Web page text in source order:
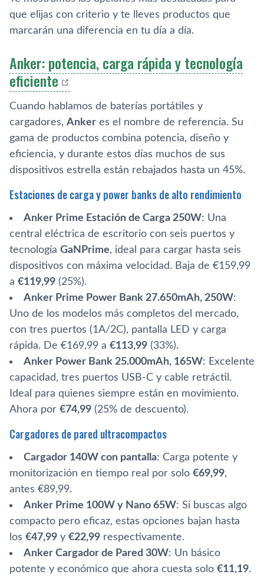
que elijas con criterio y te lleves productos que
marcarán una diferencia en tu día a día.
Anker: potencia, carga rápida y tecnología
eficiente
Cuando hablamos de baterías portátiles y
cargadores, Anker es el nombre de referencia. Su
gama de productos combina potencia, diseño y
eficiencia, y durante estos días muchos de sus
dispositivos estrella están rebajados hasta un 45%.
Estaciones de carga y power banks de alto rendimiento
Anker Prime Estación de Carga 250W: Una
central eléctrica de escritorio con seis puertos y
tecnología GaNPrime, ideal para cargar hasta seis
dispositivos con máxima velocidad. Baja de €159,99
a €119,99 (25%).
Anker Prime Power Bank 27.650mAh, 250W:
Uno de los modelos más completos del mercado,
con tres puertos (1A/2C), pantalla LED y carga
rápida. De €169,99 a €113,99 (33%).
Anker Power Bank 25.000mAh, 165W: Excelente
capacidad, tres puertos USB-C y cable retráctil.
Ideal para quienes siempre están en movimiento.
Ahora por €74,99 (25% de descuento).
Cargadores de pared ultracompactos
Cargador 140W con pantalla: Carga potente y
monitorización en tiempo real por solo €69,99,
antes €89,99.
Anker Prime 100W y Nano 65W: Si buscas algo
compacto pero eficaz, estas opciones bajan hasta
los €47,99 y €22,99 respectivamente.
Anker Cargador de Pared 30W: Un básico
potente y económico que ahora cuesta solo €11,19.